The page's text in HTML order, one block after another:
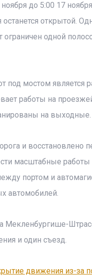
до 5:00 17
открытой.
одной
под мостом является
работы на
на выходные.
и восстановлено
масштабные
портом и
автомобилей.
Мекленбургише-
и один съезд.
движения из-за